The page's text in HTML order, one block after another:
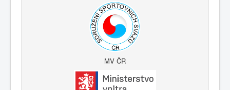
MV ČR